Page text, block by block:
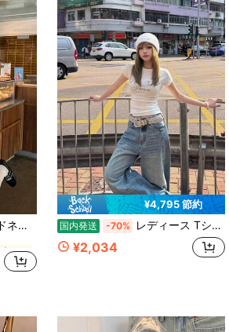
レディース 韓国風 ラウンドネック スリムフィット カジュアル 半袖 ドット柄 Tシャツ、夏 イエロー
に イエロー オフィスデイリートップス
に イエロー オフィスデイリートップス
¥4,795 節約
国内発送 -70% レディース Tシャツ 半袖 カットソー ラインストーン キラキラ 英字ロゴ レタリング タイト スリム ちびT コンパクト 着痩せ 華奢見え Y2K アメカジ ストリート 韓国ファッション ギャル クルーネック 丸首 ラグランスリーブ デート 通学 お出かけ カジュアル 夏服 春服 ホワイト 骨格ウェーブ 骨格ストレート 伸縮性 ストレッチ プルオーバー ショート丈 大人可愛い セクシー クール シンプル ベーシック ワンマイルウェア 重ね着 インナー 20代 30代 40代 フェミニン 上品 高見え フィット 女子会 旅行 10代 スポーティー
¥2,034